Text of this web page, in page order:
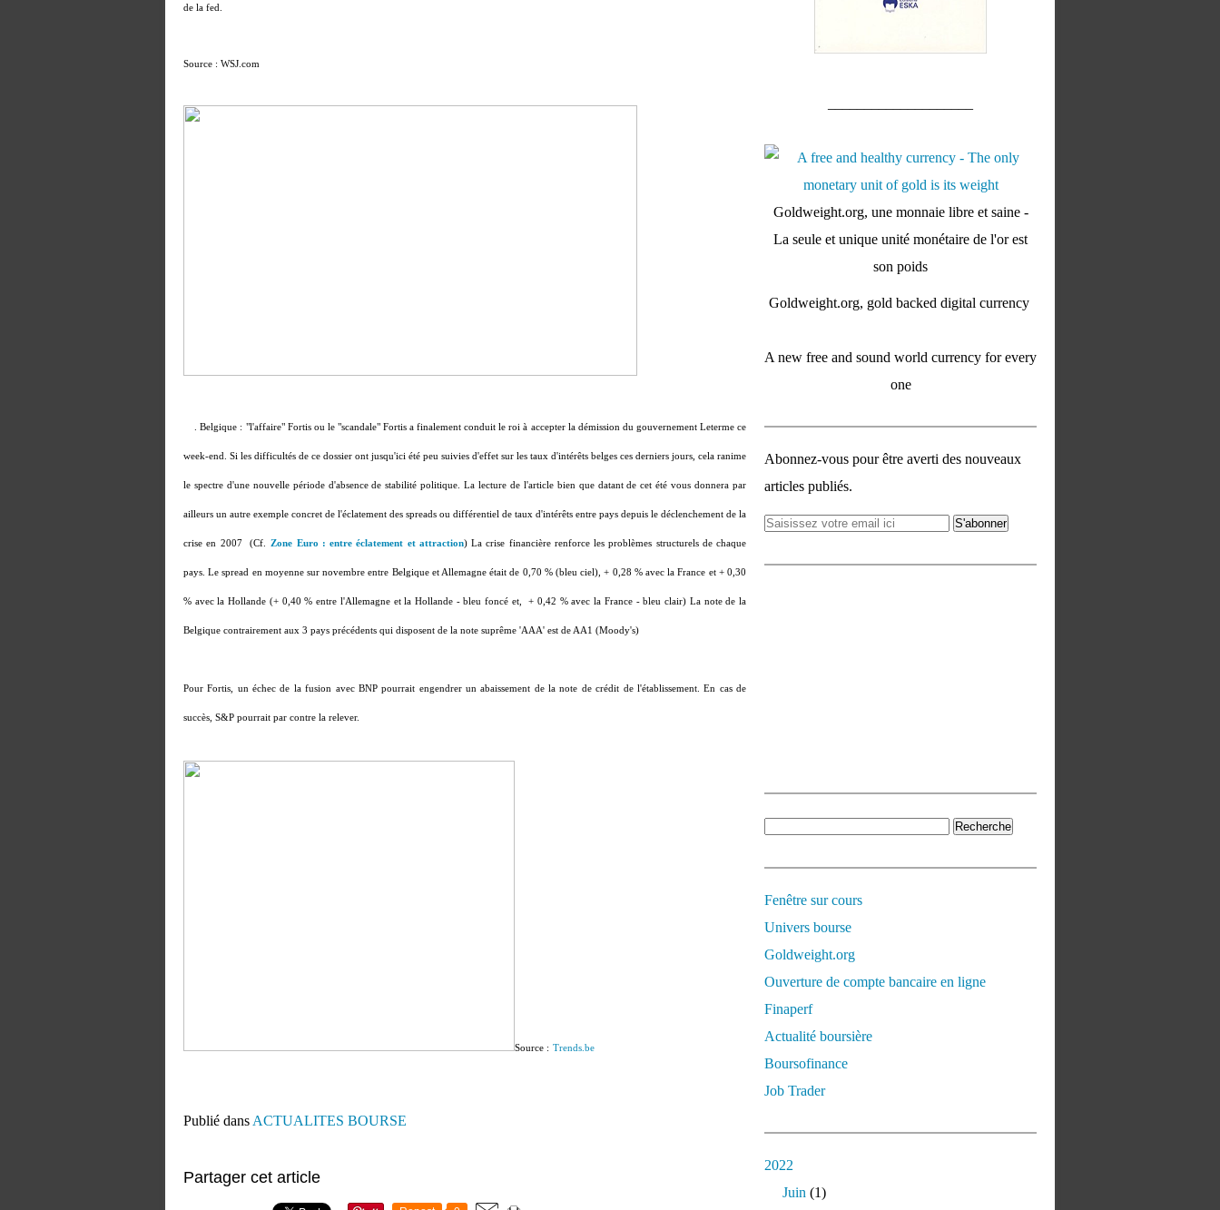
de la fed.
Source : WSJ.com
. Belgique : "l'affaire" Fortis ou le "scandale" Fortis a finalement conduit le roi à accepter la démission du gouvernement Leterme ce
week-end. Si les difficultés de ce dossier ont jusqu'ici été peu suivies d'effet sur les taux d'intérêts belges ces derniers jours, cela ranime
le spectre d'une nouvelle période d'absence de stabilité politique. La lecture de l'article bien que datant de cet été vous donnera par
ailleurs un autre exemple concret de l'éclatement des spreads ou différentiel de taux d'intérêts entre pays depuis le déclenchement de la
crise en 2007 (Cf. Zone Euro : entre éclatement et attraction) La crise financière renforce les problèmes structurels de chaque
pays. Le spread en moyenne sur novembre entre Belgique et Allemagne était de 0,70 % (bleu ciel), + 0,28 % avec la France et + 0,30
% avec la Hollande (+ 0,40 % entre l'Allemagne et la Hollande - bleu foncé et, + 0,42 % avec la France - bleu clair) La note de la
Belgique contrairement aux 3 pays précédents qui disposent de la note suprême 'AAA' est de AA1 (Moody's)
Pour Fortis, un échec de la fusion avec BNP pourrait engendrer un abaissement de la note de crédit de l'établissement. En cas de
succès, S&P pourrait par contre la relever.
Source : Trends.be
Publié dans ACTUALITES BOURSE
Partager cet article
Goldweight.org, une monnaie libre et saine -
La seule et unique unité monétaire de l'or est
son poids
Goldweight.org, gold backed digital currency
A new free and sound world currency for every
one
Abonnez-vous pour être averti des nouveaux
articles publiés.
Fenêtre sur cours
Univers bourse
Goldweight.org
Ouverture de compte bancaire en ligne
Finaperf
Actualité boursière
Boursofinance
Job Trader
2022
Juin (1)